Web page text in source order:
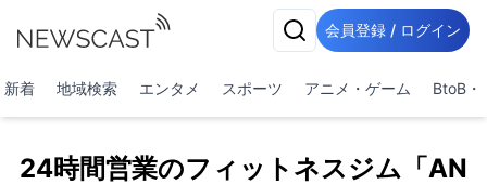
会員登録 / ログイン
新着 地域検索 エンタメ スポーツ アニメ・ゲーム BtoB・
24時間営業のフィットネスジム「AN